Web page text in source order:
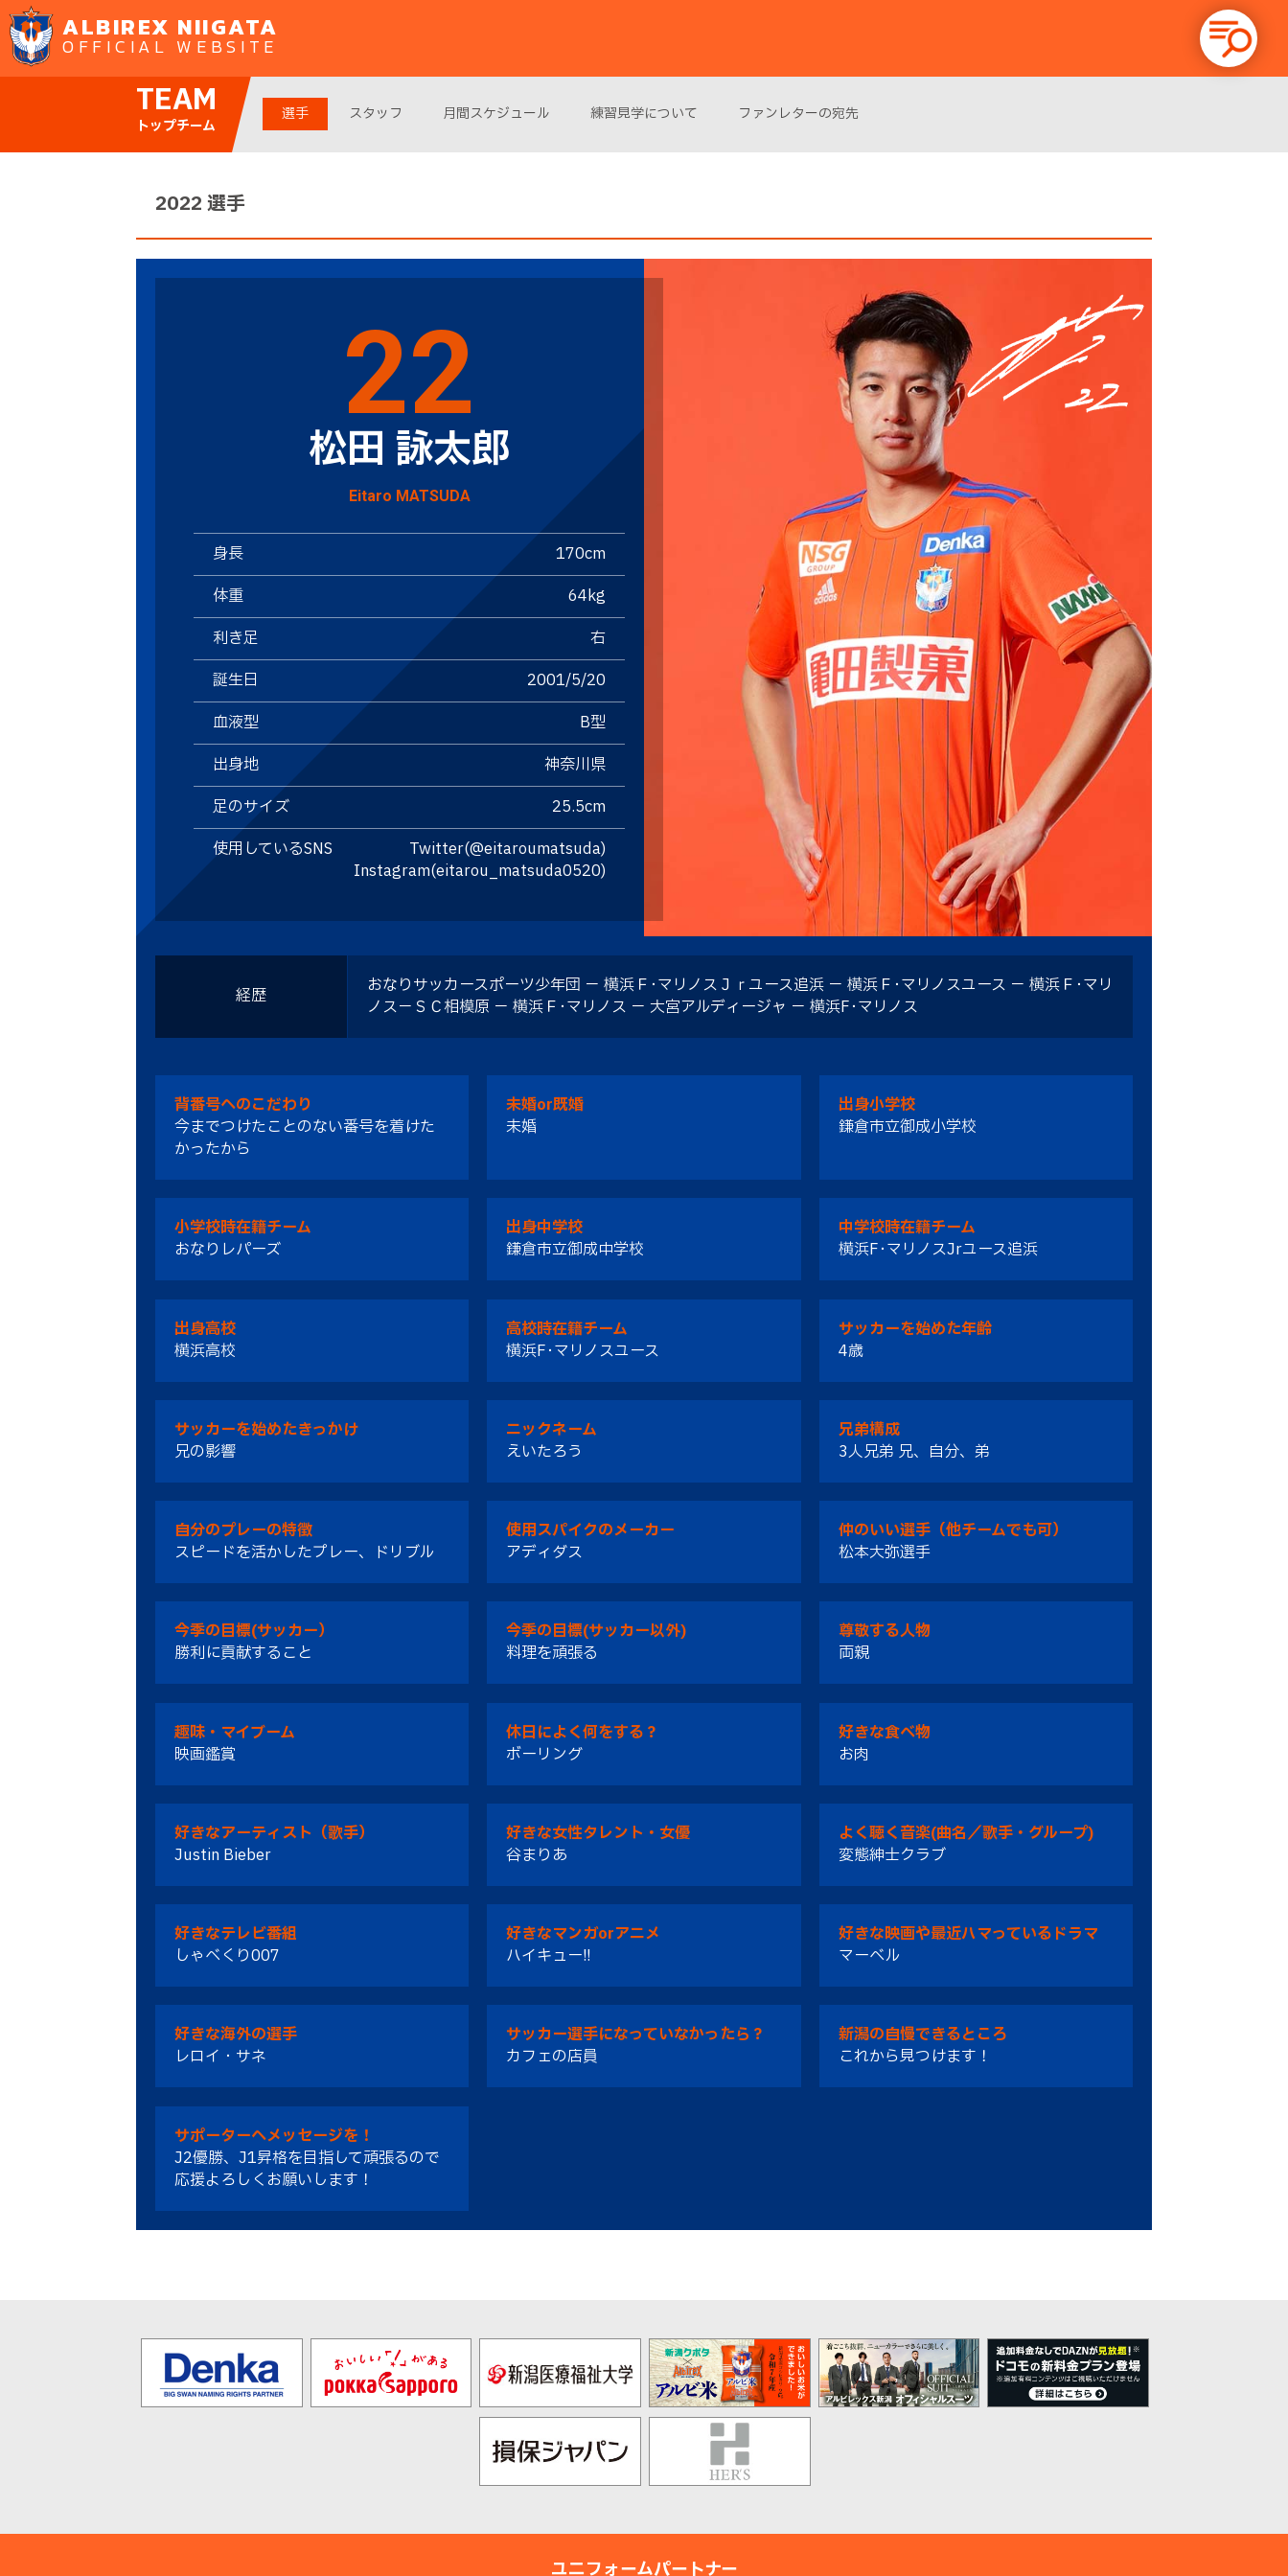
ALBIREX NIIGATA
OFFICIAL WEBSITE
TEAM
トップチーム
選手 スタッフ 月間スケジュール 練習見学について ファンレターの宛先
2022 選手
22
松田 詠太郎
Eitaro MATSUDA
身長
170cm
体重
64kg
利き足
右
誕生日
2001/5/20
血液型
B型
出身地
神奈川県
足のサイズ
25.5cm
使用しているSNS
Twitter(@eitaroumatsuda)
Instagram(eitarou_matsuda0520)
経歴
おなりサッカースポーツ少年団 － 横浜Ｆ･マリノスＪｒユース追浜 － 横浜Ｆ･マリノスユース － 横浜Ｆ･マリ
ノス－ＳＣ相模原 － 横浜Ｆ･マリノス － 大宮アルディージャ － 横浜F･マリノス
背番号へのこだわり
今までつけたことのない番号を着けた
かったから
未婚or既婚
未婚
出身小学校
鎌倉市立御成小学校
小学校時在籍チーム
おなりレパーズ
出身中学校
鎌倉市立御成中学校
中学校時在籍チーム
横浜F･マリノスJrユース追浜
出身高校
横浜高校
高校時在籍チーム
横浜F･マリノスユース
サッカーを始めた年齢
4歳
サッカーを始めたきっかけ
兄の影響
ニックネーム
えいたろう
兄弟構成
3人兄弟 兄、自分、弟
自分のプレーの特徴
スピードを活かしたプレー、ドリブル
使用スパイクのメーカー
アディダス
仲のいい選手（他チームでも可）
松本大弥選手
今季の目標(サッカー）
勝利に貢献すること
今季の目標(サッカー以外)
料理を頑張る
尊敬する人物
両親
趣味・マイブーム
映画鑑賞
休日によく何をする？
ボーリング
好きな食べ物
お肉
好きなアーティスト（歌手）
Justin Bieber
好きな女性タレント・女優
谷まりあ
よく聴く音楽(曲名／歌手・グループ)
変態紳士クラブ
好きなテレビ番組
しゃべくり007
好きなマンガorアニメ
ハイキュー!!
好きな映画や最近ハマっているドラマ
マーベル
好きな海外の選手
レロイ・サネ
サッカー選手になっていなかったら？
カフェの店員
新潟の自慢できるところ
これから見つけます！
サポーターへメッセージを！
J2優勝、J1昇格を目指して頑張るので
応援よろしくお願いします！
ユニフォームパートナー